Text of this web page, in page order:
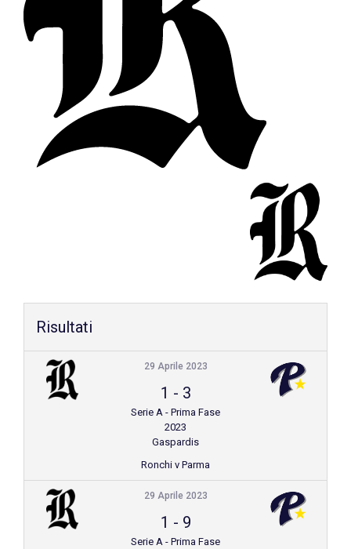
Shop
Risultati
29 Aprile 2023
1 - 3
Serie A - Prima Fase
2023
Gaspardis
Ronchi v Parma
29 Aprile 2023
1 - 9
Serie A - Prima Fase